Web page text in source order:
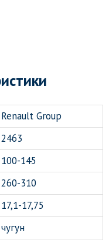
Renault Group
2463
100-145
260-310
17,1-17,75
чугун